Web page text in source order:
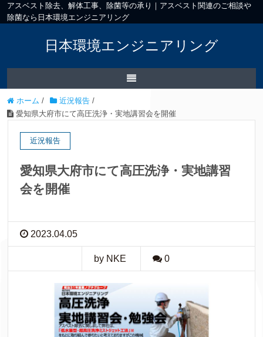
アスベスト除去、解体工事、除菌等の承り｜アスベスト関連のご相談や
除菌なら日本環境エンジニアリング
日本環境エンジニアリング
ホーム / 近況報告 /
愛知県大府市にて高圧洗浄・実地講習会を開催
近況報告
愛知県大府市にて高圧洗浄・実地講習
会を開催
2023.04.05
by NKE 0